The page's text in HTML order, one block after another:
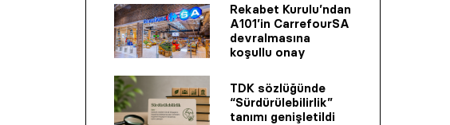
Rekabet Kurulu’ndan
A101’in CarrefourSA
devralmasına
koşullu onay
TDK sözlüğünde
“Sürdürülebilirlik”
tanımı genişletildi